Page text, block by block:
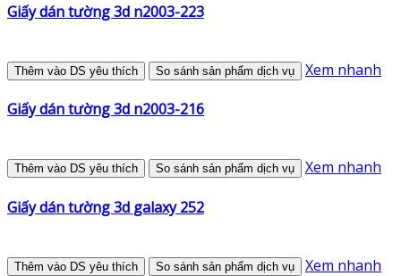
Giấy dán tường 3d n2003-223
Thêm vào DS yêu thích So sánh sản phẩm dịch vụ Xem nhanh
Giấy dán tường 3d n2003-216
Thêm vào DS yêu thích So sánh sản phẩm dịch vụ Xem nhanh
Giấy dán tường 3d galaxy 252
Thêm vào DS yêu thích So sánh sản phẩm dịch vụ Xem nhanh